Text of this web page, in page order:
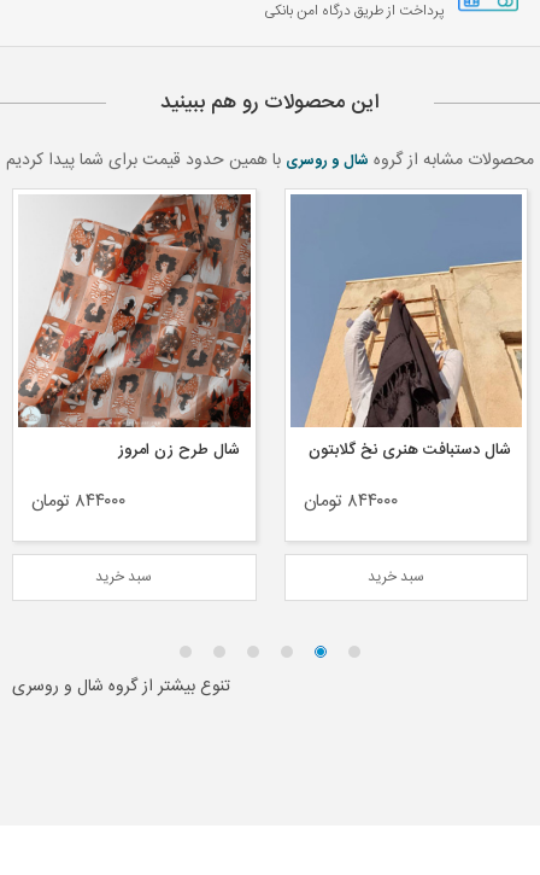
پرداخت از طریق درگاه امن بانکی
این محصولات رو هم ببینید
محصولات مشابه از گروه شال و روسری با همین حدود قیمت برای شما پیدا کردیم
شال دستبافت هنری نخ گلابتون
۸۴۴۰۰۰ تومان
سبد خرید
شال طرح زن امروز
۸۴۴۰۰۰ تومان
سبد خرید
تنوع بیشتر از گروه شال و روسری